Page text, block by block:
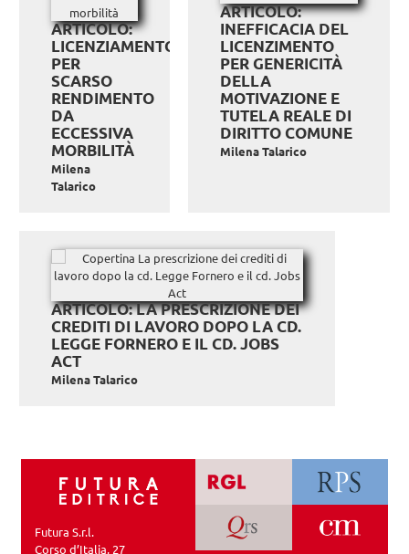
ARTICOLO:
LICENZIAMENTO
PER
SCARSO
RENDIMENTO
DA
ECCESSIVA
MORBILITÀ
Milena
Talarico
ARTICOLO:
INEFFICACIA DEL
LICENZIMENTO
PER GENERICITÀ
DELLA
MOTIVAZIONE E
TUTELA REALE DI
DIRITTO COMUNE
Milena Talarico
ARTICOLO: LA PRESCRIZIONE DEI
CREDITI DI LAVORO DOPO LA CD.
LEGGE FORNERO E IL CD. JOBS
ACT
Milena Talarico
Futura S.r.l.
Corso d’Italia, 27